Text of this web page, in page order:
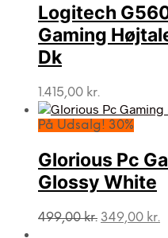
Logitech
Gaming
Dk
1.415,00 kr.
På Udsalg! 30%
Glorious Pc
Glossy White
499,00kr. Den
349,00 kr.